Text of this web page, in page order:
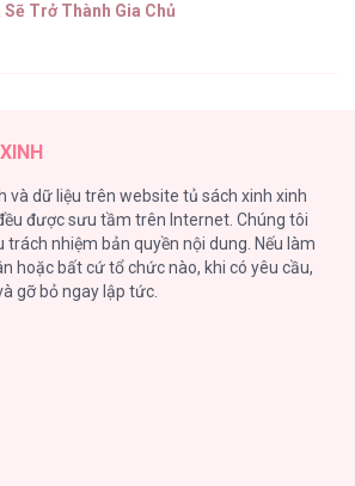
Nhẹ Sau Nửa Đêm [...] – Chap 7
Sẽ Trở Thành Gia Chủ
CẮT BÓNG ĐÊM
VỒN CHỊCH VÃ
và dữ liệu trên website tủ sách xinh xinh
được sưu tầm trên Internet. Chúng tôi
trách nhiệm bản quyền nội dung. Nếu làm
hoặc bất cứ tổ chức nào, khi có yêu cầu,
gỡ bỏ ngay lập tức.